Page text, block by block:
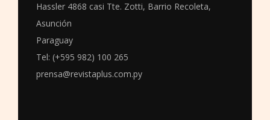
Hassler 4868 casi Tte. Zotti, Barrio Recoleta,
Asunción
Paraguay
Tel: (+595 982) 100 265
prensa@revistaplus.com.py